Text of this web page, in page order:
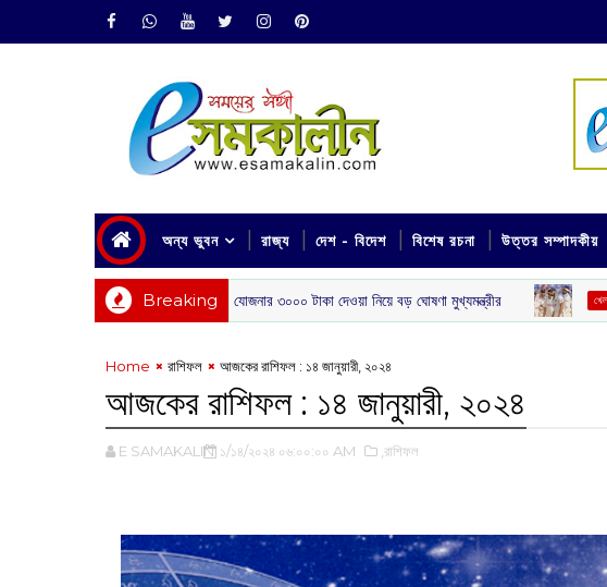
অন্য ভুবন রাজ্য দেশ - বিদেশ বিশেষ রচনা উত্তর সম্পাদকীয়
Breaking
অন্নপূর্ণা যোজনার ৩০০০ টাকা দেওয়া নিয়ে বড় ঘোষণা মুখ্যমন্ত্রীর খেলা
Home রাশিফল আজকের রাশিফল : ‌১৪ জানুয়ারী, ২০২৪
আজকের রাশিফল : ‌১৪ জানুয়ারী, ২০২৪
E SAMAKALIN ১/১৪/২০২৪ ০৬:০০:০০ AM ,রাশিফল